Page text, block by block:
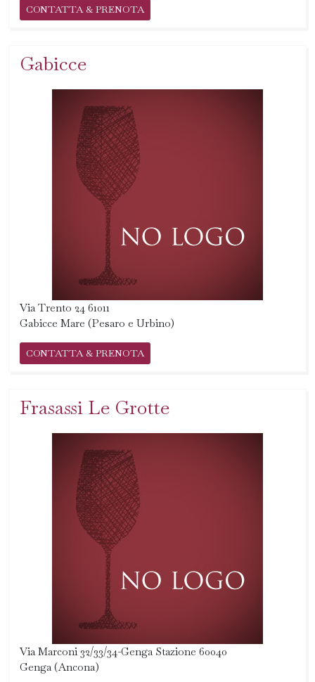
CONTATTA & PRENOTA
Gabicce
Via Trento 24 61011
Gabicce Mare (Pesaro e Urbino)
CONTATTA & PRENOTA
Frasassi Le Grotte
Via Marconi 32/33/34-Genga Stazione 60040
Genga (Ancona)